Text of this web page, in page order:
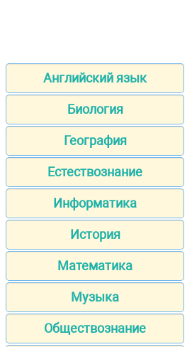
Английский язык
Биология
География
Естествознание
Информатика
История
Математика
Музыка
Обществознание